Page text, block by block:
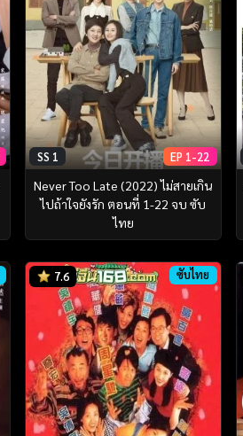
SS 1 EP 1-22
Never Too Late (2022) ไม่สายเกิน
ไปถ้าใจยังรัก ตอนที่ 1-22 จบ ซับ
ไทย
7.6 ซับไทย